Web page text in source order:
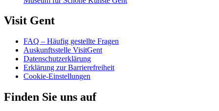
Visit Gent
FAQ – Häufig gestellte Fragen
Auskunftsstelle VisitGent
Datenschutzerklärung
Erklärung zur Barrierefreiheit
Cookie-Einstellungen
Finden Sie uns auf